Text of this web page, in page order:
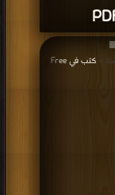
كتب في Free